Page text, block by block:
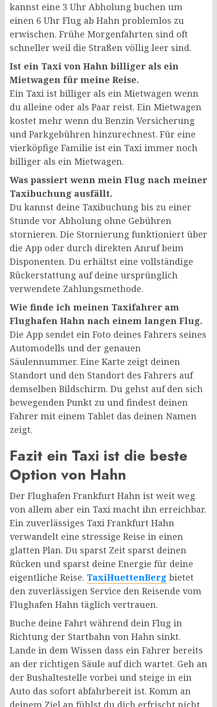
kannst eine 3 Uhr Abholung buchen um
einen 6 Uhr Flug ab Hahn problemlos zu
erwischen. Frühe Morgenfahrten sind oft
schneller weil die Straßen völlig leer sind.
Ist ein Taxi von Hahn billiger als ein
Mietwagen für meine Reise.
Ein Taxi ist billiger als ein Mietwagen wenn
du alleine oder als Paar reist. Ein Mietwagen
kostet mehr wenn du Benzin Versicherung
und Parkgebühren hinzurechnest. Für eine
vierköpfige Familie ist ein Taxi immer noch
billiger als ein Mietwagen.
Was passiert wenn mein Flug nach meiner
Taxibuchung ausfällt.
Du kannst deine Taxibuchung bis zu einer
Stunde vor Abholung ohne Gebühren
stornieren. Die Stornierung funktioniert über
die App oder durch direkten Anruf beim
Disponenten. Du erhältst eine vollständige
Rückerstattung auf deine ursprünglich
verwendete Zahlungsmethode.
Wie finde ich meinen Taxifahrer am
Flughafen Hahn nach einem langen Flug.
Die App sendet ein Foto deines Fahrers seines
Automodells und der genauen
Säulennummer. Eine Karte zeigt deinen
Standort und den Standort des Fahrers auf
demselben Bildschirm. Du gehst auf den sich
bewegenden Punkt zu und findest deinen
Fahrer mit einem Tablet das deinen Namen
zeigt.
Fazit ein Taxi ist die beste
Option von Hahn
Der Flughafen Frankfurt Hahn ist weit weg
von allem aber ein Taxi macht ihn erreichbar.
Ein zuverlässiges Taxi Frankfurt Hahn
verwandelt eine stressige Reise in einen
glatten Plan. Du sparst Zeit sparst deinen
Rücken und sparst deine Energie für deine
eigentliche Reise. TaxiHuettenBerg bietet
den zuverlässigen Service den Reisende vom
Flughafen Hahn täglich vertrauen.
Buche deine Fahrt während dein Flug in
Richtung der Startbahn von Hahn sinkt.
Lande in dem Wissen dass ein Fahrer bereits
an der richtigen Säule auf dich wartet. Geh an
der Bushaltestelle vorbei und steige in ein
Auto das sofort abfahrbereit ist. Komm an
deinem Ziel an fühlst du dich erfrischt nicht